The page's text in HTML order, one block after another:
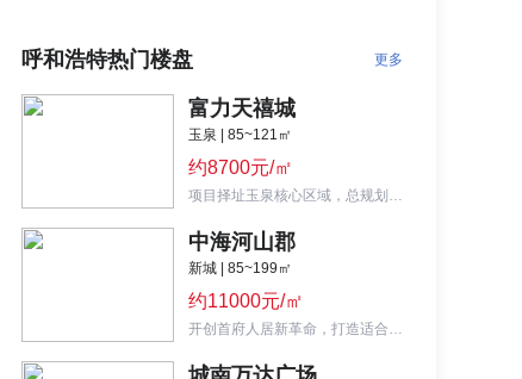
呼和浩特热门楼盘 更多
富力天禧城
玉泉 | 85~121㎡
约8700元/㎡
项目择址玉泉核心区域，总规划6栋高层住宅，4栋商业，1栋幼儿园，南侧紧邻万亩南湖湿地公园。
中海河山郡
新城 | 85~199㎡
约11000元/㎡
开创首府人居新革命，打造适合全生命周期的健康住宅。